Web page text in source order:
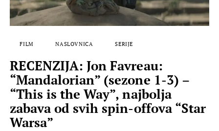
FILM NASLOVNICA SERIJE
RECENZIJA: Jon Favreau:
“Mandalorian” (sezone 1-3) –
“This is the Way”, najbolja
zabava od svih spin-offova “Star
Warsa”